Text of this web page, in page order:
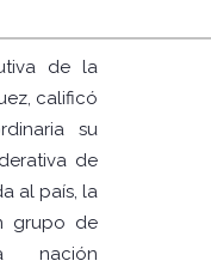
de la
calificó
su
de
al país, la
grupo de
nación